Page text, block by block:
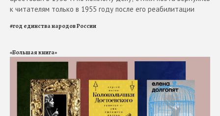
к читателям только в 1955 году после его реабилитации
#год единства народов России
«Большая книга»